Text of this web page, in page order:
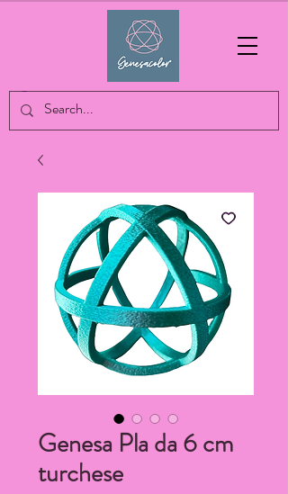
Genesa Pla da 6 cm
turchese